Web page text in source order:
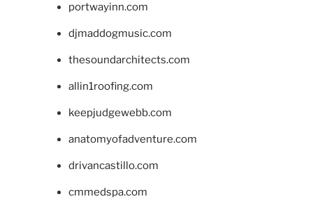
portwayinn.com
djmaddogmusic.com
thesoundarchitects.com
allin1roofing.com
keepjudgewebb.com
anatomyofadventure.com
drivancastillo.com
cmmedspa.com